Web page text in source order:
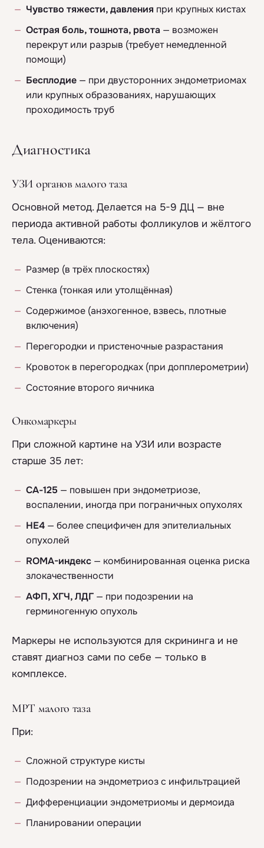
Чувство тяжести, давления при крупных кистах
Острая боль, тошнота, рвота — возможен
перекрут или разрыв (требует немедленной
помощи)
Бесплодие — при двусторонних эндометриомах
или крупных образованиях, нарушающих
проходимость труб
Диагностика
УЗИ органов малого таза
Основной метод. Делается на 5-9 ДЦ — вне
периода активной работы фолликулов и жёлтого
тела. Оцениваются:
Размер (в трёх плоскостях)
Стенка (тонкая или утолщённая)
Содержимое (анэхогенное, взвесь, плотные
включения)
Перегородки и пристеночные разрастания
Кровоток в перегородках (при допплерометрии)
Состояние второго яичника
Онкомаркеры
При сложной картине на УЗИ или возрасте
старше 35 лет:
СА-125 — повышен при эндометриозе,
воспалении, иногда при пограничных опухолях
HE4 — более специфичен для эпителиальных
опухолей
ROMA-индекс — комбинированная оценка риска
злокачественности
АФП, ХГЧ, ЛДГ — при подозрении на
герминогенную опухоль
Маркеры не используются для скрининга и не
ставят диагноз сами по себе — только в
комплексе.
МРТ малого таза
При:
Сложной структуре кисты
Подозрении на эндометриоз с инфильтрацией
Дифференциации эндометриомы и дермоида
Планировании операции